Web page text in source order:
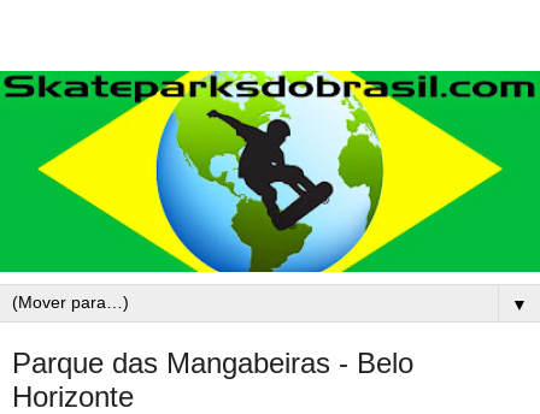
▼
Parque das Mangabeiras - Belo
Horizonte